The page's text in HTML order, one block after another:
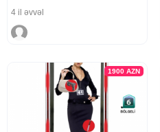
4 il əvvəl
1900AZN